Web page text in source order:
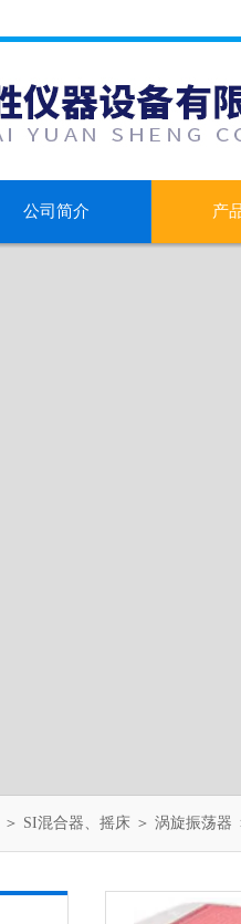
公司简介 产
＞ SI混合器、摇床 ＞ 涡旋振荡器